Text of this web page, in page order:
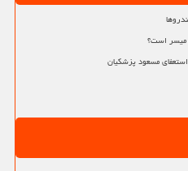
میسر است؟